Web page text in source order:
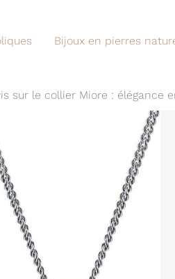
Bijoux en pierres
sur le collier Miore : élégance